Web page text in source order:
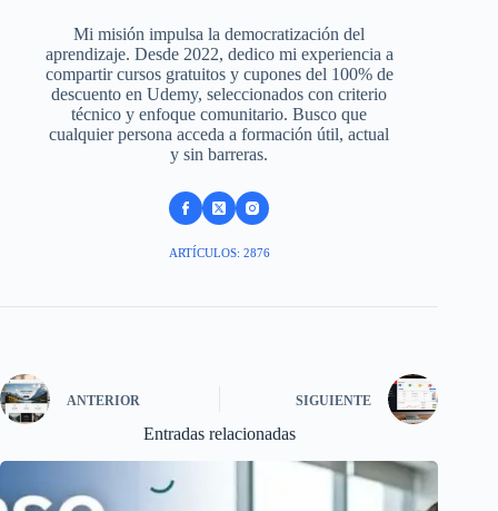
Mi misión impulsa la democratización del
aprendizaje. Desde 2022, dedico mi experiencia a
compartir cursos gratuitos y cupones del 100% de
descuento en Udemy, seleccionados con criterio
técnico y enfoque comunitario. Busco que
cualquier persona acceda a formación útil, actual
y sin barreras.
ARTÍCULOS: 2876
ANTERIOR SIGUIENTE
Entradas relacionadas